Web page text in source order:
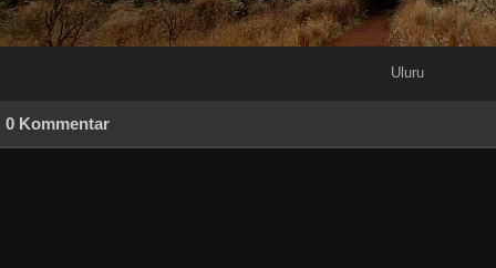
Uluru
0 Kommentar